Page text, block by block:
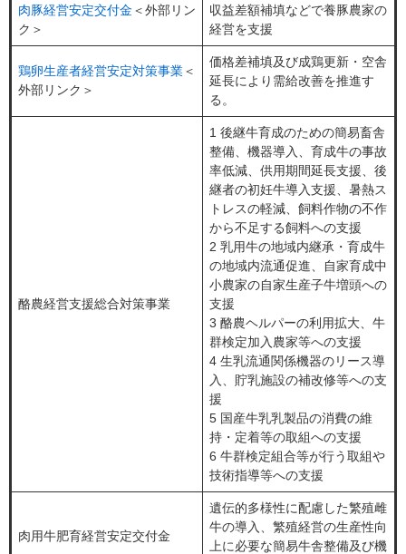
肉豚経営安定交付金 ＜外部リン
ク＞
収益差額補填などで養豚農家の
経営を支援
鶏卵生産者経営安定対策事業＜
外部リンク＞
価格差補填及び成鶏更新・空舎
延長により需給改善を推進す
る。
酪農経営支援総合対策事業
1 後継牛育成のための簡易畜舎
整備、機器導入、育成牛の事故
率低減、供用期間延長支援、後
継者の初妊牛導入支援、暑熱ス
トレスの軽減、飼料作物の不作
から不足する飼料への支援
2 乳用牛の地域内継承・育成牛
の地域内流通促進、自家育成中
小農家の自家生産子牛増頭への
支援
3 酪農ヘルパーの利用拡大、牛
群検定加入農家等への支援
4 生乳流通関係機器のリース導
入、貯乳施設の補改修等への支
援
5 国産牛乳乳製品の消費の維
持・定着等の取組への支援
6 牛群検定組合等が行う取組や
技術指導等への支援
肉用牛肥育経営安定交付金
遺伝的多様性に配慮した繁殖雌
牛の導入、繁殖経営の生産性向
上に必要な簡易牛舎整備及び機